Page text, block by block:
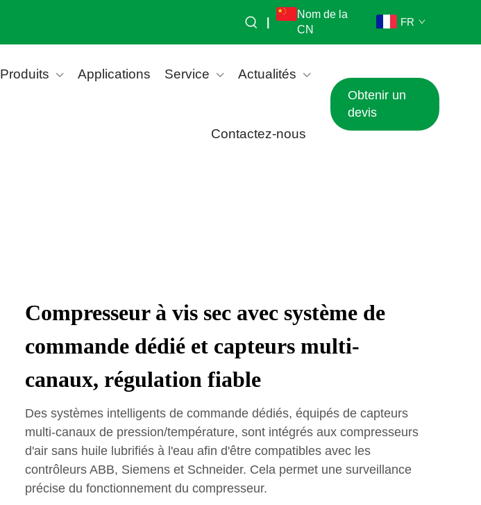
Nom de la
CN
FR
Produits Applications Service Actualités
Contactez-nous
Obtenir un
devis
Compresseur à vis sec avec système de
commande dédié et capteurs multi-
canaux, régulation fiable
Des systèmes intelligents de commande dédiés, équipés de capteurs
multi-canaux de pression/température, sont intégrés aux compresseurs
d'air sans huile lubrifiés à l'eau afin d'être compatibles avec les
contrôleurs ABB, Siemens et Schneider. Cela permet une surveillance
précise du fonctionnement du compresseur.